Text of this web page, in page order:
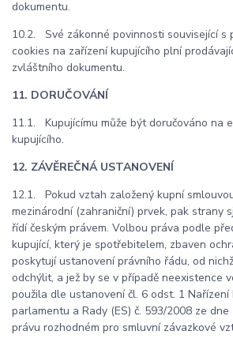
dokumentu.
10.2. Své zákonné povinnosti související s
cookies na zařízení kupujícího plní
zvláštního dokumentu.
11. DORUČOVÁNÍ
11.1. Kupujícímu může být doručováno na
kupujícího.
12. ZÁVĚREČNÁ USTANOVENÍ
12.1. Pokud vztah založený kupní
mezinárodní (zahraniční) prvek, pak strany
řídí českým právem. Volbou práva podle
kupující, který je spotřebitelem, zbaven
poskytují ustanovení právního řádu, od
odchýlit, a jež by se v případě neexistence
použila dle ustanovení čl. 6 odst. 1 Nařízení
parlamentu a Rady (ES) č. 593/2008 ze
právu rozhodném pro smluvní závazkové